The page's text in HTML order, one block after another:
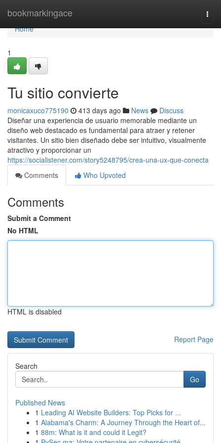
bookmarkingace
Home
Home
1
Tu sitio convierte
monicaxuco775190 413 days ago News
Discuss
Diseñar una experiencia de usuario memorable mediante un
diseño web destacado es fundamental para atraer y retener
visitantes. Un sitio bien diseñado debe ser intuitivo, visualmente
atractivo y proporcionar un
https://socialistener.com/story5248795/crea-una-ux-que-conecta
Comments
Who Upvoted
Comments
Submit a Comment
No HTML
HTML is disabled
Report Page
Search
Go
Published News
1 Leading AI Website Builders: Top Picks for ...
1 Alabama's Charm: A Journey Through the Heart of...
1 88m: What is it and could it Legit?